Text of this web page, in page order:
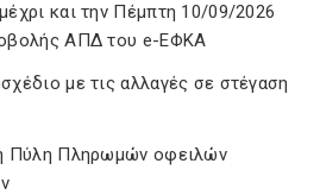
και την Πέμπτη 10/09/2026
ΑΠΔ του e-ΕΦΚΑ
με τις αλλαγές σε στέγαση
Πύλη Πληρωμών οφειλών